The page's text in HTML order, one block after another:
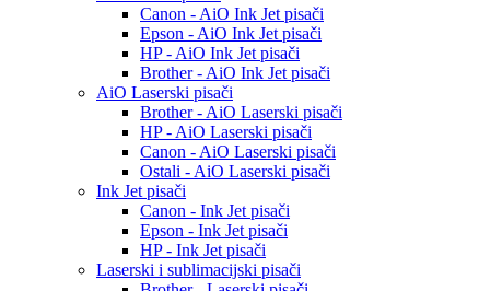
Canon - AiO Ink Jet pisači
Epson - AiO Ink Jet pisači
HP - AiO Ink Jet pisači
Brother - AiO Ink Jet pisači
AiO Laserski pisači
Brother - AiO Laserski pisači
HP - AiO Laserski pisači
Canon - AiO Laserski pisači
Ostali - AiO Laserski pisači
Ink Jet pisači
Canon - Ink Jet pisači
Epson - Ink Jet pisači
HP - Ink Jet pisači
Laserski i sublimacijski pisači